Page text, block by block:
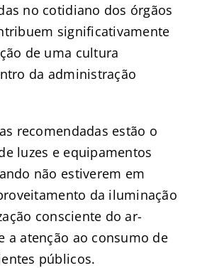
no cotidiano dos órgãos
significativamente
de uma cultura
da administração
recomendadas estão o
luzes e equipamentos
não estiverem em
da iluminação
consciente do ar-
a atenção ao consumo de
públicos.